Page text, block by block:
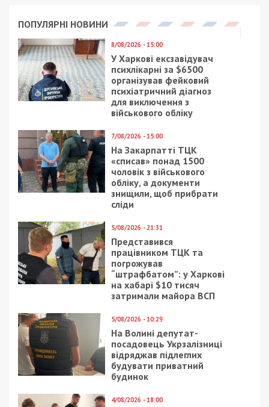
ПОПУЛЯРНІ НОВИНИ
8/08/2026 - 15:00
У Харкові ексзавідувач
психлікарні за $6500
організував фейковий
психіатричний діагноз
для виключення з
військового обліку
7/08/2026 - 15:00
На Закарпатті ТЦК
«списав» понад 1500
чоловік з військового
обліку, а документи
знищили, щоб прибрати
сліди
5/08/2026 - 21:31
Представився
працівником ТЦК та
погрожував
“штрафбатом”: у Харкові
на хабарі $10 тисяч
затримали майора ВСП
5/08/2026 - 10:29
На Волині депутат-
посадовець Укрзалізниці
відряджав підлеглих
будувати приватний
будинок
4/08/2026 - 18:00